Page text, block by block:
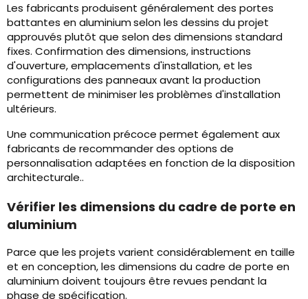
Les fabricants produisent généralement des portes
battantes en aluminiumselon les dessins du projet
approuvés plutôt que selon des dimensions standard
fixes. Confirmation des dimensions, instructions
d'ouverture, emplacements d'installation, et les
configurations des panneaux avant la production
permettent de minimiser les problèmes d'installation
ultérieurs.
Une communication précoce permet également aux
fabricants de recommander des options de
personnalisation adaptées en fonction de la disposition
architecturale..
Vérifier les dimensions du cadre de porte en
aluminium
Parce que les projets varient considérablement en taille
et en conception, les dimensions du cadre de porte en
aluminium doivent toujours être revues pendant la
phase de spécification.